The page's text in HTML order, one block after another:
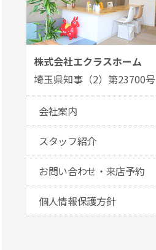
株式会社エクラスホーム
埼玉県知事（2）第23700号
会社案内
スタッフ紹介
お問い合わせ・来店予約
個人情報保護方針